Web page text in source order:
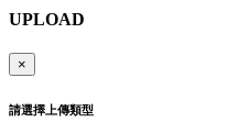
UPLOAD
×
請選擇上傳類型